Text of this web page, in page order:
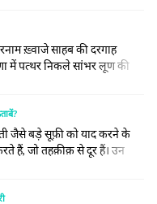
accepted it in absolute
is the 100th... continue
ख़्वाजे साहब की दरगाह
में पत्थर निकले सांभर लूण की
झरना है जहाँ देश... continue
जैसे बड़े सूफ़ी को याद करने के
हैं, जो तहक़ीक़ से दूर हैं। उन